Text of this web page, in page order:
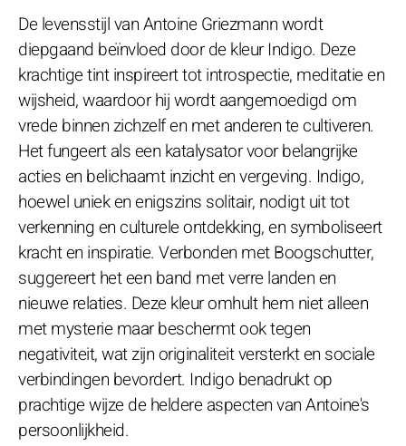
De levensstijl van Antoine Griezmann wordt
diepgaand beïnvloed door de kleur Indigo. Deze
krachtige tint inspireert tot introspectie, meditatie en
wijsheid, waardoor hij wordt aangemoedigd om
vrede binnen zichzelf en met anderen te cultiveren.
Het fungeert als een katalysator voor belangrijke
acties en belichaamt inzicht en vergeving. Indigo,
hoewel uniek en enigszins solitair, nodigt uit tot
verkenning en culturele ontdekking, en symboliseert
kracht en inspiratie. Verbonden met Boogschutter,
suggereert het een band met verre landen en
nieuwe relaties. Deze kleur omhult hem niet alleen
met mysterie maar beschermt ook tegen
negativiteit, wat zijn originaliteit versterkt en sociale
verbindingen bevordert. Indigo benadrukt op
prachtige wijze de heldere aspecten van Antoine's
persoonlijkheid.